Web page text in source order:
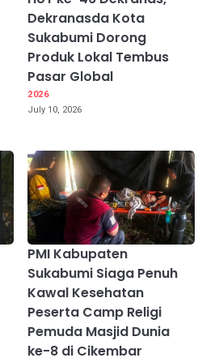
Dekranasda Kota
Sukabumi Dorong
Produk Lokal Tembus
Pasar Global
2026
July 10, 2026
PMI Kabupaten
Sukabumi Siaga Penuh
Kawal Kesehatan
Peserta Camp Religi
Pemuda Masjid Dunia
ke-8 di Cikembar